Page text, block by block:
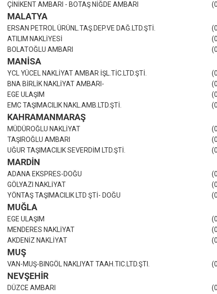
ÇİNİKENT AMBARI - BOTAŞ NİĞDE AMBARI
MALATYA
ERSAN PETROL ÜRÜNL.TAŞ.DEP.VE DAĞ.LTD.ŞTİ.
ATILIM NAKLİYESİ
BOLATOĞLU AMBARI
MANİSA
YCL YÜCEL NAKLİYAT AMBAR İŞL.TİC.LTD.ŞTİ.
BNA BİRLİK NAKLİYAT AMBARI-
EGE ULAŞIM
EMC TAŞIMACILIK NAKL.AMB.LTD.ŞTİ.
KAHRAMANMARAŞ
MÜDÜROĞLU NAKLİYAT
TAŞIROĞLU AMBARI
UĞUR TAŞIMACILIK SEVERDİM LTD.ŞTİ.
MARDİN
ADANA EKSPRES-DOĞU
GÖLYAZI NAKLİYAT
YÖNTAŞ TAŞIMACILIK LTD ŞTİ- DOĞU
MUĞLA
EGE ULAŞIM
MENDERES NAKLİYAT
AKDENİZ NAKLİYAT
MUŞ
VAN-MUŞ-BINGÖL NAKLIYAT TAAH.TIC.LTD.ŞTI.
NEVŞEHİR
DÜZCE AMBARI